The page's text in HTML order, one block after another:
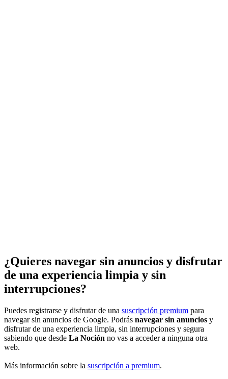
¿Quieres navegar sin anuncios y disfrutar
de una experiencia limpia y sin
interrupciones?
Puedes registrarse y disfrutar de una suscripción premium para
navegar sin anuncios de Google. Podrás navegar sin anuncios y
disfrutar de una experiencia limpia, sin interrupciones y segura
sabiendo que desde La Noción no vas a acceder a ninguna otra
web.
Más información sobre la suscripción a premium.